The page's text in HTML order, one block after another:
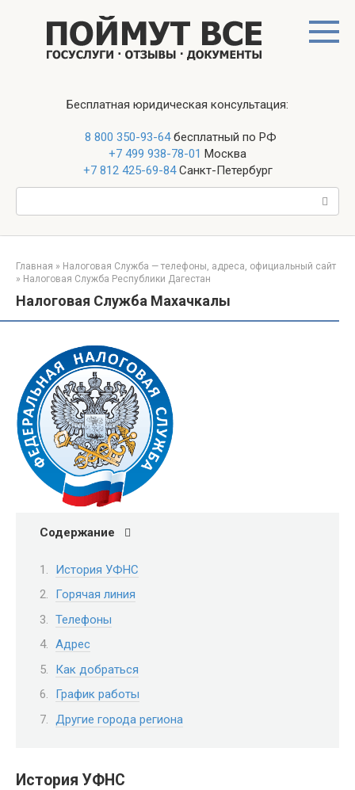
Бесплатная юридическая консультация:
8 800 350-93-64бесплатный по РФ
+7 499 938-78-01 Москва
+7 812 425-69-84Санкт-Петербург
Главная » Налоговая Служба — телефоны, адреса, официальный сайт
» Налоговая Служба Республики Дагестан
Налоговая Служба Махачкалы
Содержание
История УФНС
Горячая линия
Телефоны
Адрес
Как добраться
График работы
Другие города региона
История УФНС